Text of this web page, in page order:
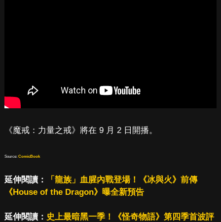
《魔戒：力量之戒》將在 9 月 2 日開播。
Source: ComicBook
延伸閱讀：
「龍族」血腥內戰登場！《冰與火》前傳
《House of the Dragon》曝全新預告
延伸閱讀： 史上最暗黑一季！《怪奇物語》第四季首波評